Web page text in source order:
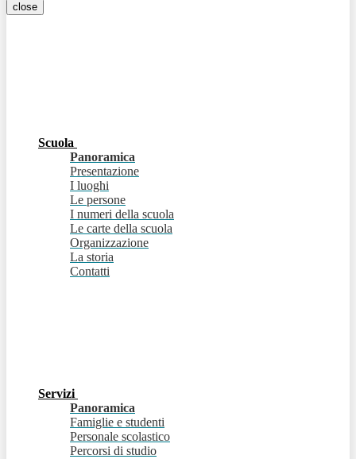
close
Scuola
Panoramica
Presentazione
I luoghi
Le persone
I numeri della scuola
Le carte della scuola
Organizzazione
La storia
Contatti
Servizi
Panoramica
Famiglie e studenti
Personale scolastico
Percorsi di studio